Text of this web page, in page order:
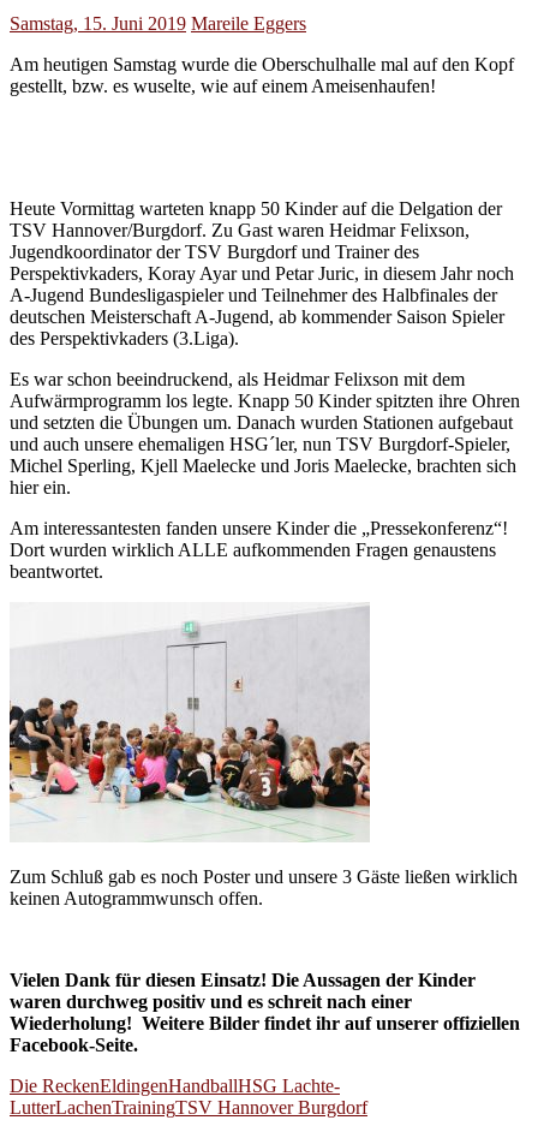
Samstag, 15. Juni 2019 Mareile Eggers
Am heutigen Samstag wurde die Oberschulhalle mal auf den Kopf
gestellt, bzw. es wuselte, wie auf einem Ameisenhaufen!
Heute Vormittag warteten knapp 50 Kinder auf die Delgation der
TSV Hannover/Burgdorf. Zu Gast waren Heidmar Felixson,
Jugendkoordinator der TSV Burgdorf und Trainer des
Perspektivkaders, Koray Ayar und Petar Juric, in diesem Jahr noch
A-Jugend Bundesligaspieler und Teilnehmer des Halbfinales der
deutschen Meisterschaft A-Jugend, ab kommender Saison Spieler
des Perspektivkaders (3.Liga).
Es war schon beeindruckend, als Heidmar Felixson mit dem
Aufwärmprogramm los legte. Knapp 50 Kinder spitzten ihre Ohren
und setzten die Übungen um. Danach wurden Stationen aufgebaut
und auch unsere ehemaligen HSG´ler, nun TSV Burgdorf-Spieler,
Michel Sperling, Kjell Maelecke und Joris Maelecke, brachten sich
hier ein.
Am interessantesten fanden unsere Kinder die „Pressekonferenz“!
Dort wurden wirklich ALLE aufkommenden Fragen genaustens
beantwortet.
Zum Schluß gab es noch Poster und unsere 3 Gäste ließen wirklich
keinen Autogrammwunsch offen.
Vielen Dank für diesen Einsatz! Die Aussagen der Kinder
waren durchweg positiv und es schreit nach einer
Wiederholung! Weitere Bilder findet ihr auf unserer offiziellen
Facebook-Seite.
Die ReckenEldingenHandballHSG Lachte-
LutterLachenTrainingTSV Hannover Burgdorf